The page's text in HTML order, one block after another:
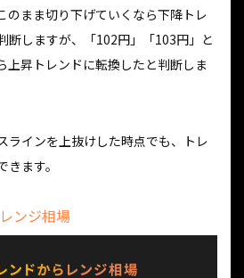
のまま切り下げていくなら下降トレ
断しますが、「102円」「103円」と
上昇トレンドに転換したと判断しま
ラインを上抜けした時点でも、トレ
ます。
ンジ相場